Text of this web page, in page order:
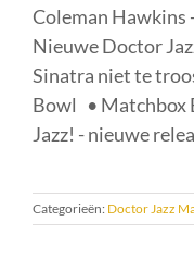
Coleman
Nieuwe Doctor
Sinatra niet te
Bowl • Matchbox
Jazz! - nieuwe
Categorieën: Doctor Jazz